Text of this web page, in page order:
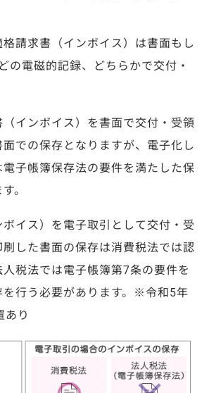
請求書（インボイス）は書面もし
の電磁的記録、どちらかで交付・
インボイス）を書面で交付・受領
面での保存となりますが、電子化し
子帳簿保存法の要件を満たした保
。
イス）を電子取引として交付・受
刷した書面の保存は消費税法では認
税法では電子帳簿第7条の要件を
行う必要があります。
※令和5年
あり